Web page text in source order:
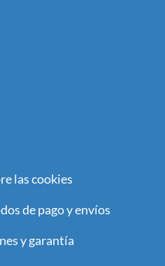
las cookies
de pago y envíos
y garantía